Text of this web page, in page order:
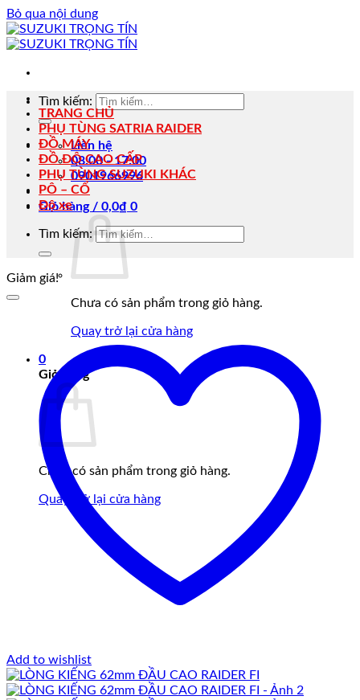
Bỏ qua nội dung
Tìm kiếm:
Liên hệ
08:00 - 17:00
0901966996
Giỏ hàng / 0,0₫ 0
Chưa có sản phẩm trong giỏ hàng.
Quay trở lại cửa hàng
0
Giỏ hàng
Chưa có sản phẩm trong giỏ hàng.
Quay trở lại cửa hàng
TRANG CHỦ
PHỤ TÙNG SATRIA RAIDER
ĐỒ MÁY
ĐỒ ĐỘ CAO CẤP
PHỤ TÙNG SUZUKI KHÁC
PÔ – CỔ
Độ xe
Tìm kiếm:
Giảm giá!
Add to wishlist